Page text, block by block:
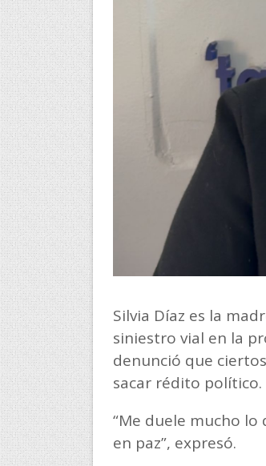
Silvia Díaz es la
siniestro vial en la
denunció que
sacar rédito político.
“Me duele mucho lo
en paz”, expresó.